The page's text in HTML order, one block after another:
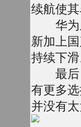
续航使其
华为从
新加上
持续下滑
最后，
有更多
并没有太